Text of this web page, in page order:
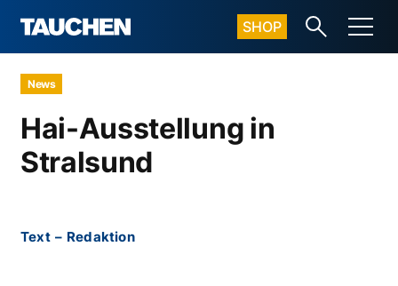
SHOP
News
Hai-Ausstellung in
Stralsund
Text – Redaktion